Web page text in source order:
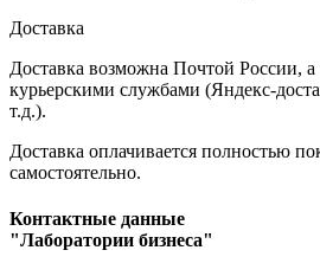
Доставка
Доставка возможна Почтой России,
курьерскими службами (Яндекс-
т.д.).
Доставка оплачивается полностью
самостоятельно.
Контактные данные
"Лаборатории бизнеса"